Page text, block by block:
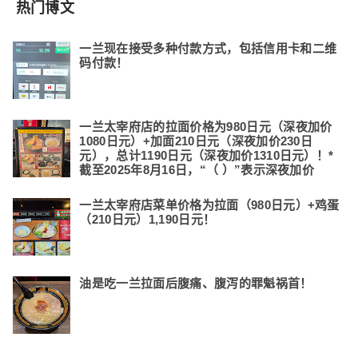
热门博文
一兰现在接受多种付款方式，包括信用卡和二维
码付款！
一兰太宰府店的拉面价格为980日元（深夜加价
1080日元）+加面210日元（深夜加价230日
元），总计1190日元（深夜加价1310日元）！*
截至2025年8月16日，“（ ）”表示深夜加价
一兰太宰府店菜单价格为拉面（980日元）+鸡蛋
（210日元）1,190日元！
油是吃一兰拉面后腹痛、腹泻的罪魁祸首！